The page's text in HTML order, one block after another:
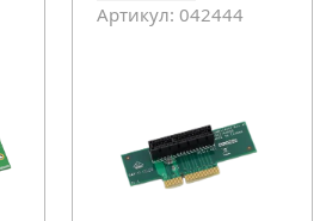
Артикул: 042444